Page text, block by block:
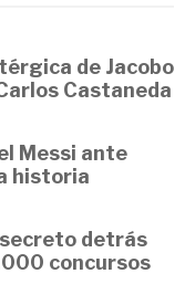
de Jacobo
Castaneda
Messi ante
historia
secreto detrás
concursos